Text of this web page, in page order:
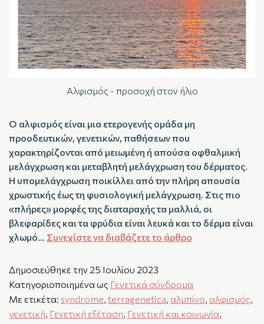
Αλφισμός - προσοχή στον ήλιο
Ο αλφισμός είναι μια ετερογενής ομάδα μη
προοδευτικών, γενετικών, παθήσεων που
χαρακτηρίζονται από μειωμένη ή απούσα οφθαλμική
μελάγχρωση και μεταβλητή μελάγχρωση του δέρματος.
Η υπομελάγχρωση ποικίλλει από την πλήρη απουσία
χρωστικής έως τη φυσιολογική μελάγχρωση. Στις πιο
«πλήρες» μορφές της διαταραχής τα μαλλιά, οι
βλεφαρίδες και τα φρύδια είναι λευκά και το δέρμα είναι
χλωμό… Συνεχίστε να διαβάζετε το άρθρο
Δημοσιεύθηκε την 25 Ιουλίου 2023
Κατηγοριοποιημένα ως Γενετικά σύνδρομα
Με ετικέτα: syndrome, terragenetica, αλμπίνο, αλφισμός,
γενετική, Γενετική εξέταση, Γενετική και κοινωνία,